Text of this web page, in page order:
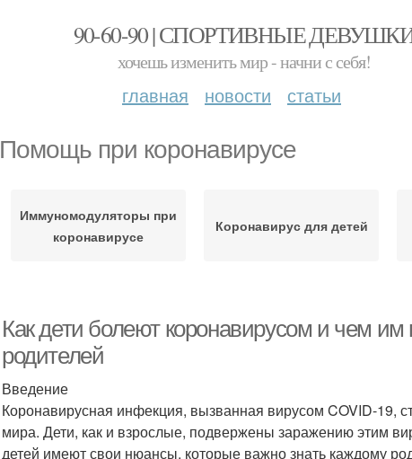
90-60-90 | СПОРТИВНЫЕ
хочешь изменить мир - начни с себя!
главная новости статьи
Помощь при коронавирусе
Иммуномодуляторы при
коронавирусе
Коронавирус для детей
Как дети болеют коронавирусом и чем им
родителей
Введение
Коронавирусная инфекция, вызванная вирусом COVID-19,
мира. Дети, как и взрослые, подвержены заражению этим
детей имеют свои нюансы, которые важно знать каждому